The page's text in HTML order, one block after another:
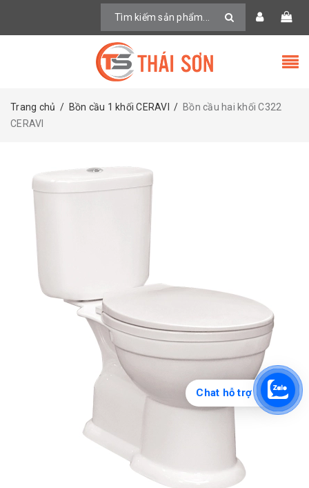
Trang chủ / Bồn cầu 1 khối CERAVI / Bồn cầu hai khối C322
CERAVI
Chat hỗ trợ